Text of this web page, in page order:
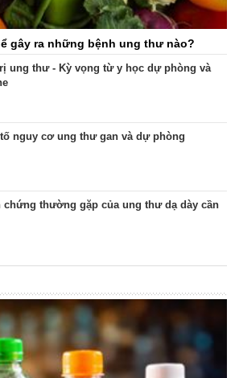
gây ra những bệnh ung thư nào?
ung thư - Kỳ vọng từ y học dự phòng và
nguy cơ ung thư gan và dự phòng
chứng thường gặp của ung thư dạ dày cần